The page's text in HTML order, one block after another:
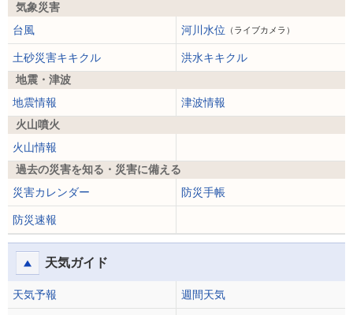
気象災害
台風
河川水位 （ライブカメラ）
土砂災害キキクル
洪水キキクル
地震・津波
地震情報
津波情報
火山噴火
火山情報
過去の災害を知る・災害に備える
災害カレンダー
防災手帳
防災速報
天気ガイド
天気予報 週間天気